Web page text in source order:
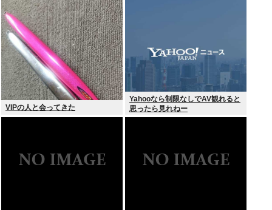
VIPの人と会ってきた
Yahooなら制限なしでAV観れると
思ったら見れねー